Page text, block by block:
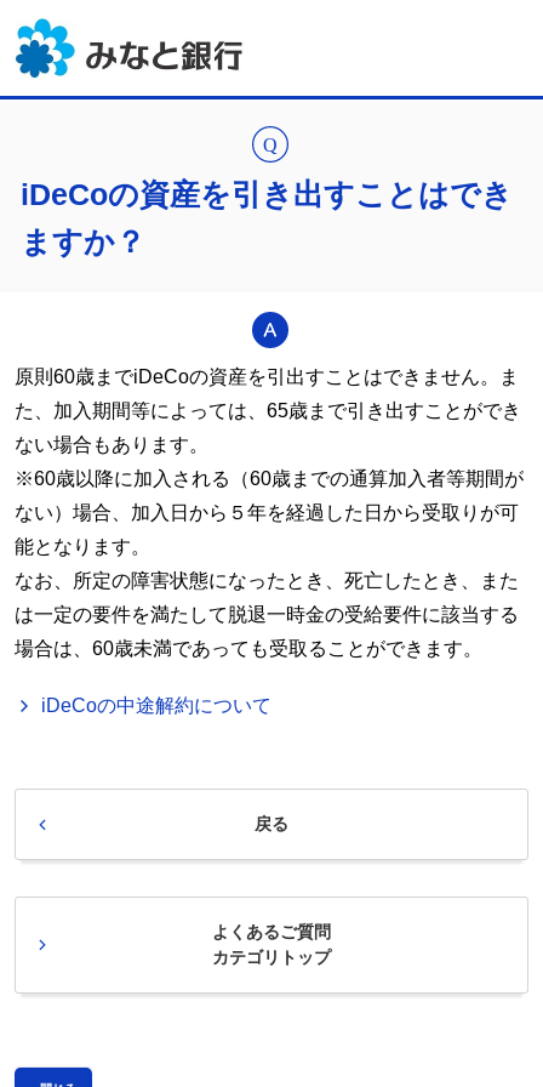
iDeCoの資産を引き出すことはでき
ますか？
原則60歳までiDeCoの資産を引出すことはできません。ま
た、加入期間等によっては、65歳まで引き出すことができ
ない場合もあります。
※60歳以降に加入される（60歳までの通算加入者等期間が
ない）場合、加入日から５年を経過した日から受取りが可
能となります。
なお、所定の障害状態になったとき、死亡したとき、また
は一定の要件を満たして脱退一時金の受給要件に該当する
場合は、60歳未満であっても受取ることができます。
iDeCoの中途解約について
戻る
よくあるご質問
カテゴリトップ